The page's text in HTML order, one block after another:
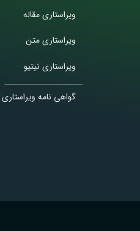
ویراستاری مقاله
ویراستاری متن
ویراستاری نیتیو
گواهی نامه ویراستاری